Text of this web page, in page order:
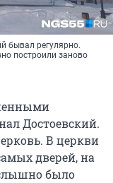
бывал регулярно.
построили заново
Достоевский.
В церкви
дверей, на
было